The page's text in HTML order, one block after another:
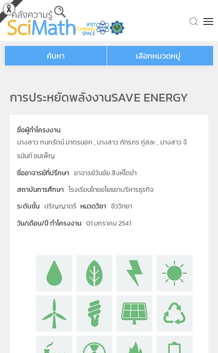
Skip to main content
ค้นหา เลือกหมวดหมู่
การประหยัดพลังงานSAVE ENERGY
ชื่อผู้ทำโครงงาน
นางสาว กนกรัตน์ มาตรนอก , นางสาว ภัทรภร ภู่สละ , นางสาว จี
รนันท์ ชมเพ็ญ
ชื่ออาจารย์ที่ปรึกษา อาจารย์วันชัย สิงห์โตขำ
สถาบันการศึกษา โรงเรียนไทยอโยธยาบริหารธุรกิจ
ระดับชั้น ปริญญาตรี หมวดวิชา ชีววิทยา
วัน/เดือน/ปี ทำโครงงาน 01 มกราคม 2541